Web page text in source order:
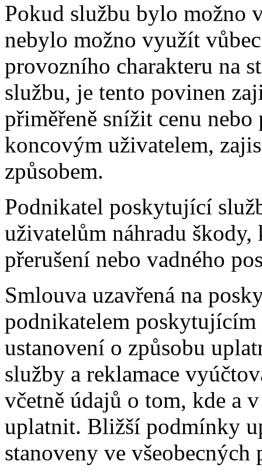
Pokud službu bylo možno
nebylo možno využít
provozního charakteru na
službu, je tento povinen
přiměřeně snížit cenu
koncovým uživatelem,
způsobem.
Podnikatel poskytující
uživatelům náhradu
přerušení nebo vadného
Smlouva uzavřená na
podnikatelem poskytujícím
ustanovení o způsobu
služby a reklamace
včetně údajů o tom, kde a
uplatnit. Bližší podmínky
stanoveny ve